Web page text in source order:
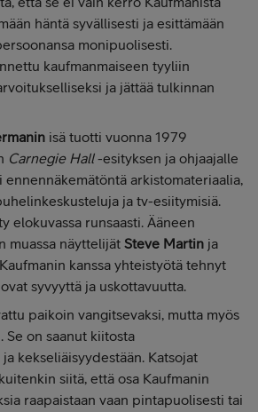
häntä syvällisesti ja esittämään
monipuolisesti.
kaufmanmaiseen tyyliin
ja jättää tulkinnan
isä tuotti vuonna 1979
Carnegie Hall-esityksen ja ohjaajalle
ennennäkemätöntä arkistomateriaalia,
ja tv-esiitymisiä.
elokuvassa runsaasti. Ääneen
muassa näyttelijät Steve Martin ja
kanssa yhteistyötä tehnyt
syvyyttä ja uskottavuutta.
paikoin vangitsevaksi, mutta myös
Se on saanut kiitosta
kekseliäisyydestään. Katsojat
siitä, että osa Kaufmanin
raapaistaan vaan pintapuolisesti tai